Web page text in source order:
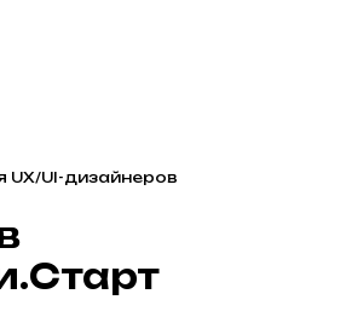
UX/UI-дизайнеров